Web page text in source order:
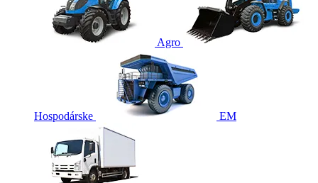
Agro
Hospodárske EM